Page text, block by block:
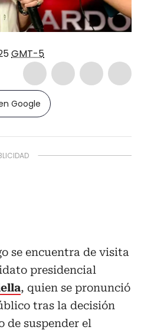
GMT-5
Google
se encuentra de visita
presidencial
, quien se pronunció
tras la decisión
de suspender el